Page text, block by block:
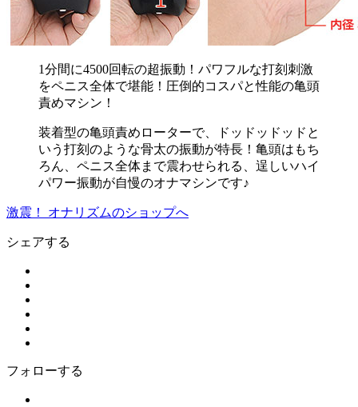
1分間に4500回転の超振動！パワフルな打刻刺激
をペニス全体で堪能！圧倒的コスパと性能の亀頭
責めマシン！
装着型の亀頭責めローターで、ドッドッドッドと
いう打刻のような骨太の振動が特長！亀頭はもち
ろん、ペニス全体まで震わせられる、逞しいハイ
パワー振動が自慢のオナマシンです♪
激震！ オナリズムのショップへ
シェアする
フォローする